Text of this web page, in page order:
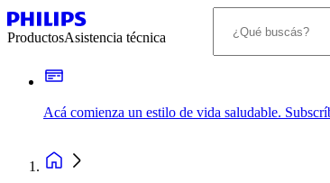
ProductosAsistencia técnica
Acá comienza un estilo de vida saludable.